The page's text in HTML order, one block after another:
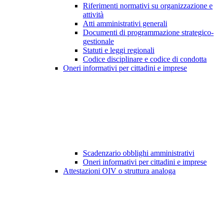
Riferimenti normativi su organizzazione e
attività
Atti amministrativi generali
Documenti di programmazione strategico-
gestionale
Statuti e leggi regionali
Codice disciplinare e codice di condotta
Oneri informativi per cittadini e imprese
Scadenzario obblighi amministrativi
Oneri informativi per cittadini e imprese
Attestazioni OIV o struttura analoga